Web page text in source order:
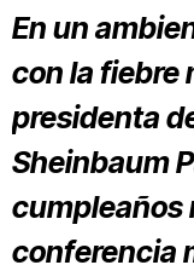
En un
con la fiebre
presidenta
Sheinbaum
cumpleaños
conferencia